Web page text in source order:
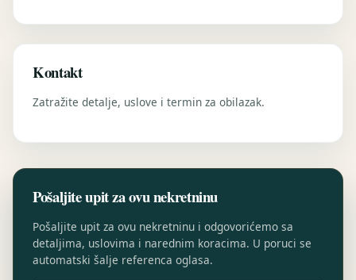
Kontakt
Zatražite detalje, uslove i termin za obilazak.
Pošaljite upit za ovu nekretninu
Pošaljite upit za ovu nekretninu i odgovorićemo sa
detaljima, uslovima i narednim koracima. U poruci se
automatski šalje referenca oglasa.